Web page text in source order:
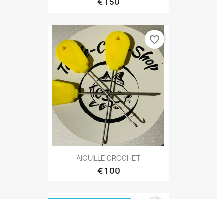
AIGUILLE CROCHET
€ 1,00
favorite_border